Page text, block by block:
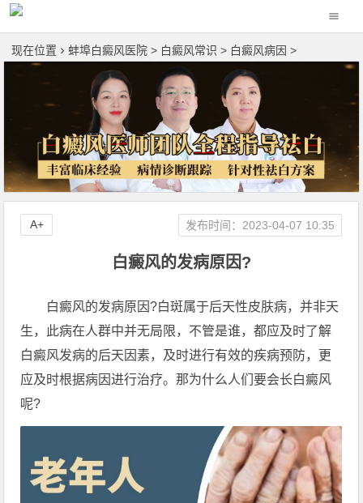
现在位置 蚌埠白癜风医院 > 白癜风常识 > 白癜风病因 >
白癜风的发病原因?
发布时间：2023-04-07 10:35
A+
白癜风的发病原因?白斑属于后天性皮肤病，并非天
生，此病在人群中并无局限，不管是谁，都应及时了解
白癜风发病的后天因素，及时进行有效的疾病预防，更
应及时根据病因进行治疗。那为什么人们要会长白癜风
呢?